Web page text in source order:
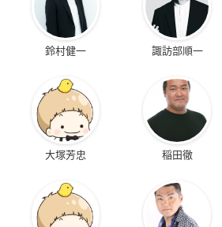
鈴村健一 諏訪部順一
大塚芳忠 稲田徹